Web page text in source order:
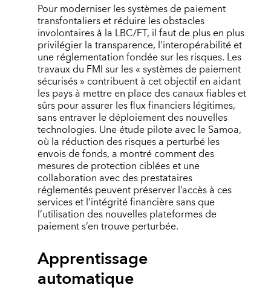
Pour moderniser les systèmes de paiement
transfontaliers et réduire les obstacles
involontaires à la LBC/FT, il faut de plus en plus
privilégier la transparence, l’interopérabilité et
une réglementation fondée sur les risques. Les
travaux du FMI sur les « systèmes de paiement
sécurisés » contribuent à cet objectif en aidant
les pays à mettre en place des canaux fiables et
sûrs pour assurer les flux financiers légitimes,
sans entraver le déploiement des nouvelles
technologies. Une étude pilote avec le Samoa,
où la réduction des risques a perturbé les
envois de fonds, a montré comment des
mesures de protection ciblées et une
collaboration avec des prestataires
réglementés peuvent préserver l’accès à ces
services et l’intégrité financière sans que
l’utilisation des nouvelles plateformes de
paiement s’en trouve perturbée.
Apprentissage
automatique